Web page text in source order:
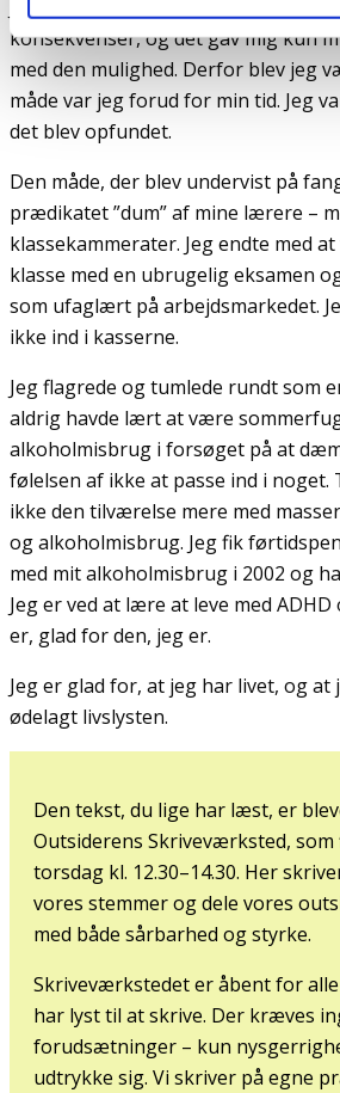
Jeg fandt ud af, at jeg kunne blive
konsekvenser, og det gav mig kun
med den mulighed. Derfor blev jeg
måde var jeg forud for min tid. Jeg
det blev opfundet.
Den måde, der blev undervist på
prædikatet ”dum” af mine lærere –
klassekammerater. Jeg endte med
klasse med en ubrugelig eksamen
som ufaglært på arbejdsmarkedet.
ikke ind i kasserne.
Jeg flagrede og tumlede rundt som
aldrig havde lært at være
alkoholmisbrug i forsøget på at
følelsen af ikke at passe ind i noget.
ikke den tilværelse mere med
og alkoholmisbrug. Jeg fik
med mit alkoholmisbrug i 2002 og
Jeg er ved at lære at leve med
er, glad for den, jeg er.
Jeg er glad for, at jeg har livet, og
ødelagt livslysten.
Den tekst, du lige har læst, er
Outsiderens Skriveværksted,
torsdag kl. 12.30–14.30. Her
vores stemmer og dele vores
med både sårbarhed og styrke.
Skriveværkstedet er åbent for
har lyst til at skrive. Der kræves
forudsætninger – kun
udtrykke sig. Vi skriver på egne